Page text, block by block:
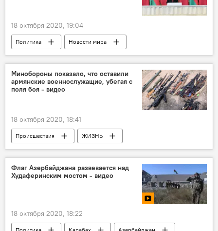
18 октября 2020, 19:04
Политика
Новости мира
Азербайджан
Новости
Минобороны показало, что оставили
армянские военнослужащие, убегая с
поля боя - видео
18 октября 2020, 18:41
Происшествия
ЖИЗНЬ
Азербайджан
Новости
Карабах
Политика
Контрнаступление войск Азербайджана
Флаг Азербайджана развевается над
Худаферинским мостом - видео
18 октября 2020, 18:22